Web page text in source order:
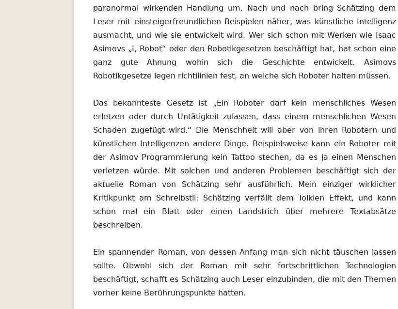
paranormal wirkenden Handlung um. Nach und nach bring Schätzing dem
Leser mit einsteigerfreundlichen Beispielen näher, was künstliche Intelligenz
ausmacht, und wie sie entwickelt wird. Wer sich schon mit Werken wie Isaac
Asimovs „I, Robot“ oder den Robotikgesetzen beschäftigt hat, hat schon eine
ganz gute Ahnung wohin sich die Geschichte entwickelt. Asimovs
Robotikgesetze legen richtilinien fest, an welche sich Roboter halten müssen.
Das bekannteste Gesetz ist „Ein Roboter darf kein menschliches Wesen
erletzen oder durch Untätigkeit zulassen, dass einem menschlichen Wesen
Schaden zugefügt wird.“ Die Menschheit will aber von ihren Robotern und
künstlichen Intelligenzen andere Dinge. Beispielsweise kann ein Roboter mit
der Asimov Programmierung kein Tattoo stechen, da es ja einen Menschen
verletzen würde. Mit solchen und anderen Problemen beschäftigt sich der
aktuelle Roman von Schätzing sehr ausführlich. Mein einziger wirklicher
Kritikpunkt am Schreibstil: Schätzing verfällt dem Tolkien Effekt, und kann
schon mal ein Blatt oder einen Landstrich über mehrere Textabsätze
beschreiben.
Ein spannender Roman, von dessen Anfang man sich nicht täuschen lassen
sollte. Obwohl sich der Roman mit sehr fortschrittlichen Technologien
beschäftigt, schafft es Schätzing auch Leser einzubinden, die mit den Themen
vorher keine Berührungspunkte hatten.